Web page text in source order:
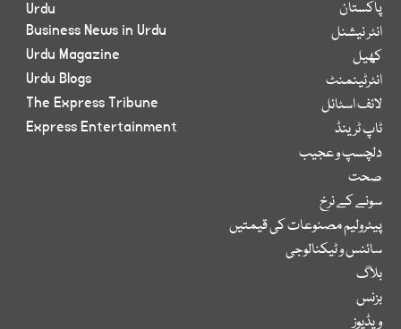
پاکستان
انٹر نیشنل
کھیل
انٹرٹینمنٹ
لائف اسٹائل
ٹاپ ٹرینڈ
دلچسپ و عجیب
صحت
سونے کے نرخ
پیٹرولیم مصنوعات کی قیمتیں
سائنس و ٹیکنالوجی
بلاگ
بزنس
ویڈیوز
Urdu
Business News in Urdu
Urdu Magazine
Urdu Blogs
The Express Tribune
Express Entertainment